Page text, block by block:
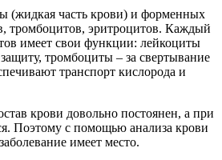
(жидкая часть крови) и форменных
тромбоцитов, эритроцитов. Каждый
имеет свои функции: лейкоциты
тромбоциты – за свертывание
транспорт кислорода и
крови довольно постоянен, а при
Поэтому с помощью анализа крови
имеет место.